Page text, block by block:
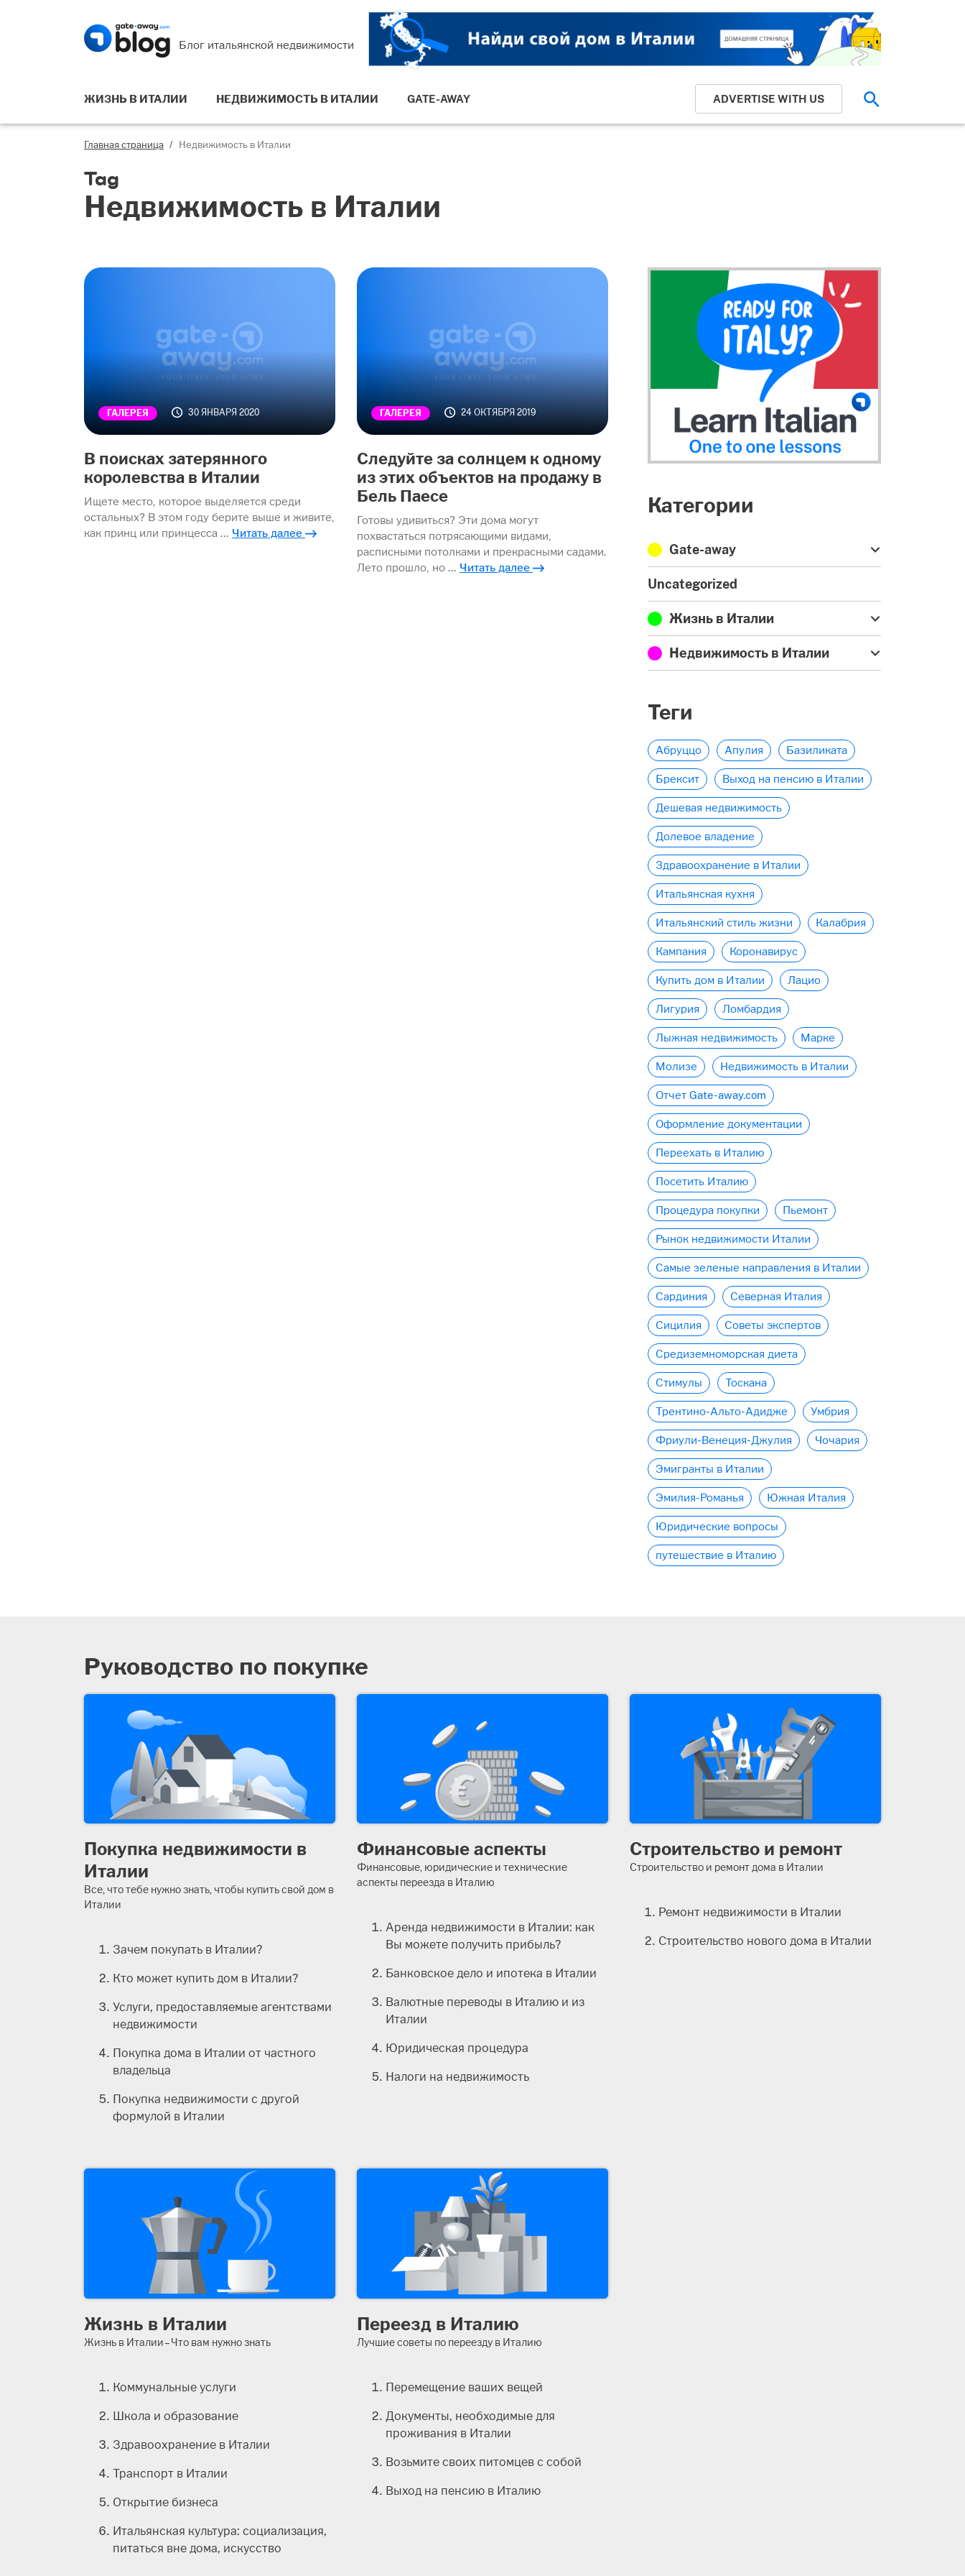
Блог итальянской недвижимости
ЖИЗНЬ В ИТАЛИИ НЕДВИЖИМОСТЬ В ИТАЛИИ GATE-AWAY ADVERTISE WITH US
Главная страница / Недвижимость в Италии
Tag
Недвижимость в Италии
ГАЛЕРЕЯ 30 ЯНВАРЯ 2020
В поисках затерянного
королевства в Италии
Ищете место, которое выделяется среди
остальных? В этом году берите выше и живите,
как принц или принцесса … Читать далее
ГАЛЕРЕЯ 24 ОКТЯБРЯ 2019
Следуйте за солнцем к одному
из этих объектов на продажу в
Бель Паесе
Готовы удивиться? Эти дома могут
похвастаться потрясающими видами,
расписными потолками и прекрасными садами.
Лето прошло, но … Читать далее
Категории
Gate-away
Uncategorized
Жизнь в Италии
Недвижимость в Италии
Теги
Абруццо Апулия Базиликата
Брексит Выход на пенсию в Италии
Дешевая недвижимость
Долевое владение
Здравоохранение в Италии
Итальянская кухня
Итальянский стиль жизни Калабрия
Кампания Коронавирус
Купить дом в Италии Лацио
Лигурия Ломбардия
Лыжная недвижимость Марке
Молизе Недвижимость в Италии
Отчет Gate-away.com
Оформление документации
Переехать в Италию
Посетить Италию
Процедура покупки Пьемонт
Рынок недвижимости Италии
Самые зеленые направления в Италии
Сардиния Северная Италия
Сицилия Советы экспертов
Средиземноморская диета
Стимулы Тоскана
Трентино-Альто-Адидже Умбрия
Фриули-Венеция-Джулия Чочария
Эмигранты в Италии
Эмилия-Романья Южная Италия
Юридические вопросы
путешествие в Италию
Руководство по покупке
Покупка недвижимости в
Италии
Все, что тебе нужно знать, чтобы купить свой дом в
Италии
Зачем покупать в Италии?
Кто может купить дом в Италии?
Услуги, предоставляемые агентствами
недвижимости
Покупка дома в Италии от частного
владельца
Покупка недвижимости с другой
формулой в Италии
Финансовые аспекты
Финансовые, юридические и технические
аспекты переезда в Италию
Аренда недвижимости в Италии: как
Вы можете получить прибыль?
Банковское дело и ипотека в Италии
Валютные переводы в Италию и из
Италии
Юридическая процедура
Налоги на недвижимость
Строительство и ремонт
Строительство и ремонт дома в Италии
Ремонт недвижимости в Италии
Строительство нового дома в Италии
Жизнь в Италии
Жизнь в Италии – Что вам нужно знать
Коммунальные услуги
Школа и образование
Здравоохранение в Италии
Транспорт в Италии
Открытие бизнеса
Итальянская культура: социализация,
питаться вне дома, искусство
Переезд в Италию
Лучшие советы по переезду в Италию
Перемещение ваших вещей
Документы, необходимые для
проживания в Италии
Возьмите своих питомцев с собой
Выход на пенсию в Италию